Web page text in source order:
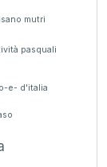
mutri
pasquali
e- d'italia